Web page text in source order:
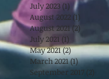
July 2023(1) 1 post
August 2022 (1)
August 2021 (2)
July 2021 (1) 1 post
May 2021(2)2 posts
March 2021(1)1 post
September 2017 (2)